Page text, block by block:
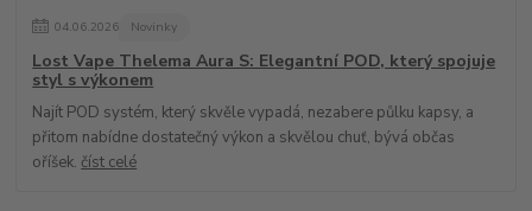
04.06.2026 Novinky
Lost Vape Thelema Aura S: Elegantní POD, který spojuje
styl s výkonem
Najít POD systém, který skvěle vypadá, nezabere půlku kapsy, a
přitom nabídne dostatečný výkon a skvělou chuť, bývá občas
oříšek. číst celé